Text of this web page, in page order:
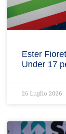
Ester
Under 17
26 Luglio 2026